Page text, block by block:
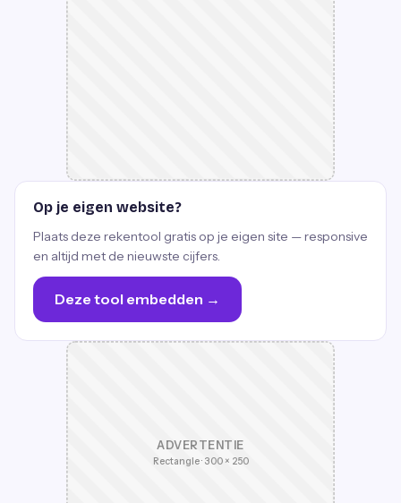
Op je eigen website?
Plaats deze rekentool gratis op je eigen site — responsive
en altijd met de nieuwste cijfers.
Deze tool embedden →
ADVERTENTIE
Rectangle · 300 × 250